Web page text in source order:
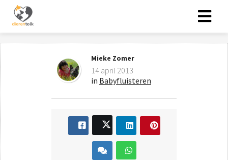
Mieke Zomer
14 april 2013
in Babyfluisteren